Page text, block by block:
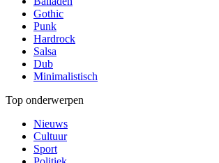
Gothic
Punk
Hardrock
Salsa
Dub
Minimalistisch
Top onderwerpen
Nieuws
Cultuur
Sport